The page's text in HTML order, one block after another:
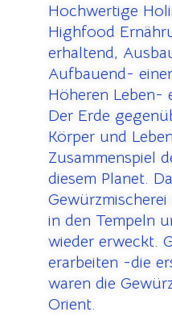
Hochwertige
Highfood
erhaltend,
Aufbauend-
Höheren Leben-
Der Erde
Körper und
Zusammenspiel
diesem Planet.
in den Tempeln
wieder erweckt.
erarbeiten -die
waren die
Orient.